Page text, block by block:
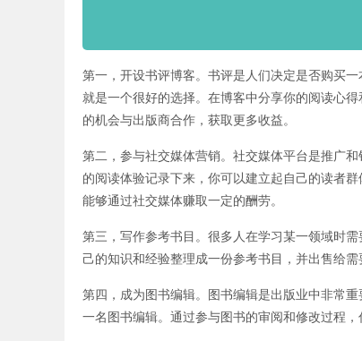
第一，开设书评博客。书评是人们决定是否购买
就是一个很好的选择。在博客中分享你的阅读心
的机会与出版商合作，获取更多收益。
第二，参与社交媒体营销。社交媒体平台是推广
的阅读体验记录下来，你可以建立起自己的读者
能够通过社交媒体赚取一定的酬劳。
第三，写作参考书目。很多人在学习某一领域时
己的知识和经验整理成一份参考书目，并出售给
第四，成为图书编辑。图书编辑是出版业中非常
一名图书编辑。通过参与图书的审阅和修改过程